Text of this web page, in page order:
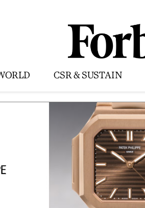
CSR & SUSTAIN